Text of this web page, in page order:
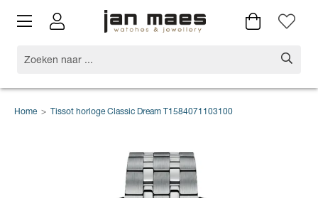
Home > Tissot horloge Classic Dream T1584071103100